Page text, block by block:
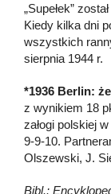
„Supełek”
Kiedy kilka dni
wszystkich
sierpnia 1944 r.
*1936 Berlin:
z wynikiem 18
załogi polskiej
9-9-10.
Olszewski, J.
Bibl.: